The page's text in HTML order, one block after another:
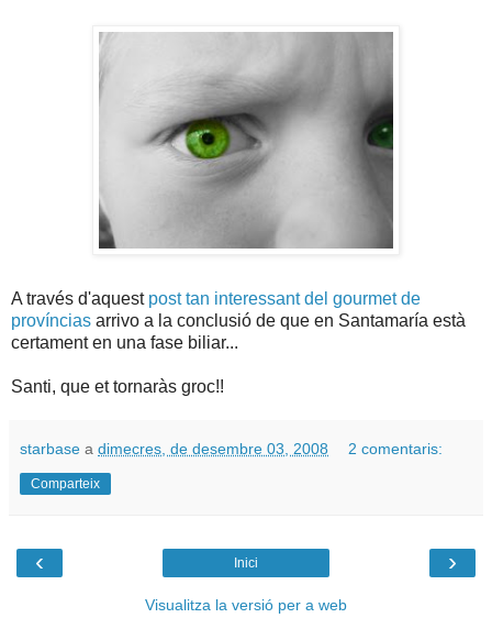
A través d'aquest post tan interessant del gourmet de
províncias arrivo a la conclusió de que en Santamaría està
certament en una fase biliar...
Santi, que et tornaràs groc!!
starbase a dimecres, de desembre 03, 2008 2 comentaris:
Comparteix
‹ ›
Inici
Visualitza la versió per a web